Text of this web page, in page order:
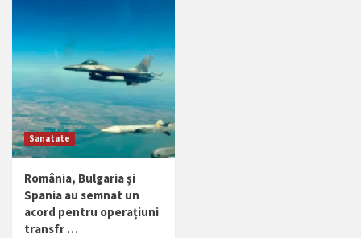
Sanatate
România, Bulgaria și
Spania au semnat un
acord pentru operațiuni
transfr …